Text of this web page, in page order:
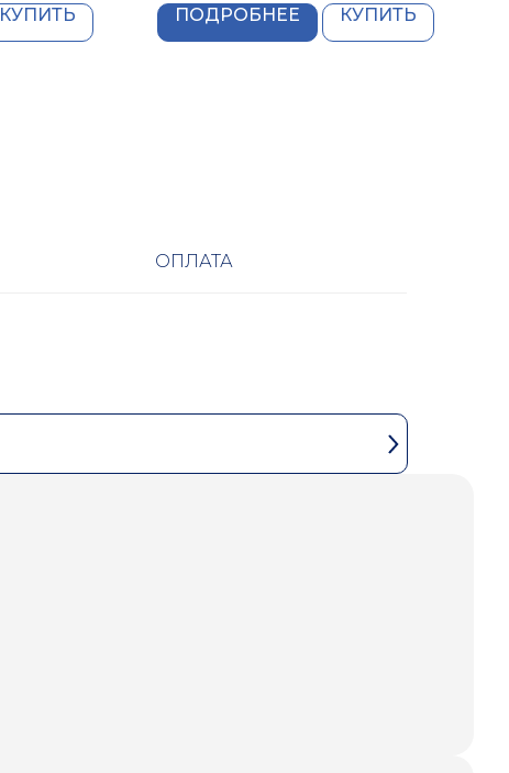
КУПИТЬ ПОДРОБНЕЕ КУПИТЬ
ОПЛАТА